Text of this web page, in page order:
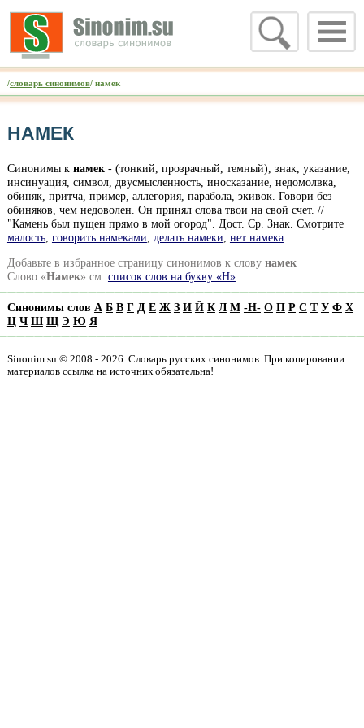
/словарь синонимов/ намек
НАМЕК
Синонимы к намек- (тонкий, прозрачный, темный), знак, указание,
инсинуация, символ, двусмысленность, иносказание, недомолвка,
обиняк, притча, пример, аллегория, парабола, экивок. Говори без
обиняков, чем недоволен. Он принял слова твои на свой счет. //
"Камень был пущен прямо в мой огород". Дост. Ср. Знак. Смотрите
малость, говорить намеками делать намеки нет намека
Добавьте в избранное страницу синонимов к слову намек
Слово «Намек» см. список слов на букву «Н»
Синонимы слов А Б В Г Д Е Ж З И Й К Л М -Н- О П Р С Т У Ф Х
Ц Ч Ш Щ Э Ю Я
Sinonim.su © 2008 - 2026. Словарь русских синонимов. При копировании
материалов ссылка на источник обязательна!